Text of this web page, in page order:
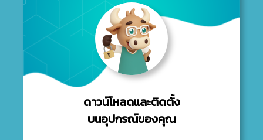
ดาวน์โหลดและติดตั้ง
บนอุปกรณ์ของคุณ